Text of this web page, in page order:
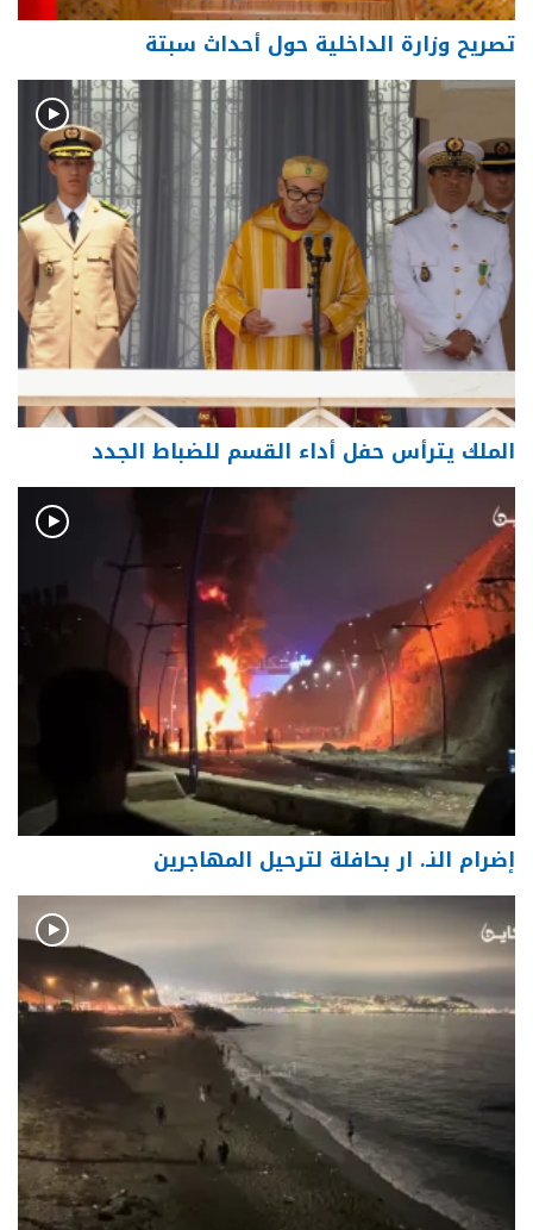
تصريح وزارة الداخلية حول أحداث سبتة
الملك يترأس حفل أداء القسم للضباط الجدد
إضرام النـ. ار بحافلة لترحيل المهاجرين